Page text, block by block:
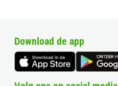
Download de app